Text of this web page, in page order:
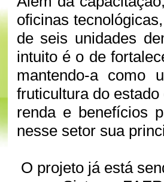
oficinas
de seis unidades
intuito é o de
mantendo-a como
fruticultura do
renda e benefícios
nesse setor sua
O projeto já está